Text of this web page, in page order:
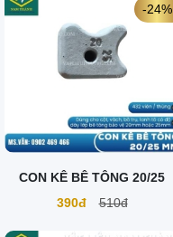
CON KÊ BÊ TÔNG 20/25
390đ
510đ
-24%